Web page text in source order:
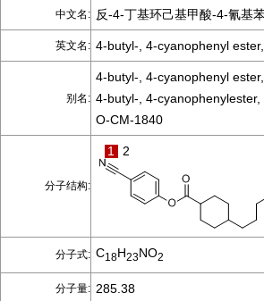
中文名: 反-4-丁基环己基甲酸-4-氰基
英文名: 4-butyl-, 4-cyanophenyl
别名:
4-butyl-, 4-cyanophenyl
4-butyl-, 4-
O-CM-1840
分子结构:
1 2
分子式: C18H23NO2
分子量: 285.38